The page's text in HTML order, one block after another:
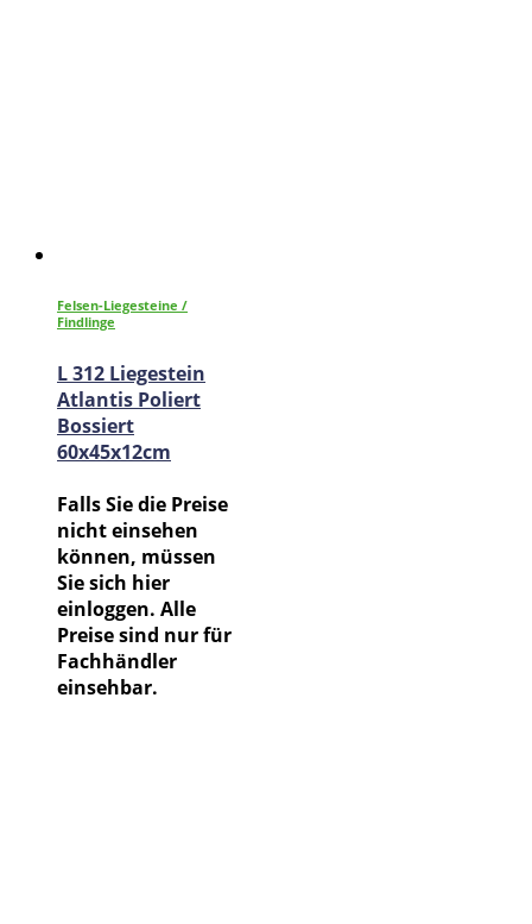
Felsen-Liegesteine /
Findlinge
L 312 Liegestein
Atlantis Poliert
Bossiert
60x45x12cm
Falls Sie die Preise
nicht einsehen
können, müssen
Sie sich hier
einloggen. Alle
Preise sind nur für
Fachhändler
einsehbar.